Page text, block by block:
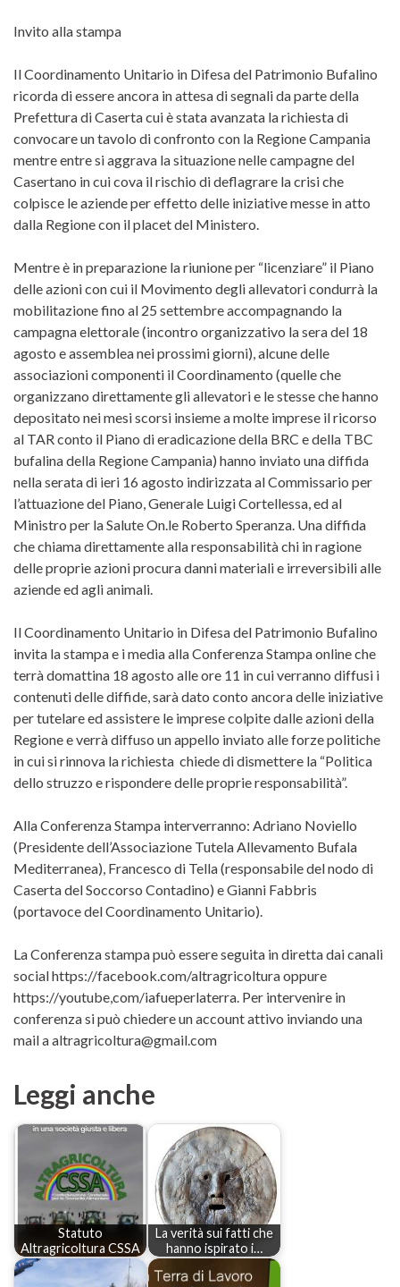
Invito alla stampa
Il Coordinamento Unitario in Difesa del Patrimonio Bufalino
ricorda di essere ancora in attesa di segnali da parte della
Prefettura di Caserta cui è stata avanzata la richiesta di
convocare un tavolo di confronto con la Regione Campania
mentre entre si aggrava la situazione nelle campagne del
Casertano in cui cova il rischio di deflagrare la crisi che
colpisce le aziende per effetto delle iniziative messe in atto
dalla Regione con il placet del Ministero.
Mentre è in preparazione la riunione per “licenziare” il Piano
delle azioni con cui il Movimento degli allevatori condurrà la
mobilitazione fino al 25 settembre accompagnando la
campagna elettorale (incontro organizzativo la sera del 18
agosto e assemblea nei prossimi giorni), alcune delle
associazioni componenti il Coordinamento (quelle che
organizzano direttamente gli allevatori e le stesse che hanno
depositato nei mesi scorsi insieme a molte imprese il ricorso
al TAR conto il Piano di eradicazione della BRC e della TBC
bufalina della Regione Campania) hanno inviato una diffida
nella serata di ieri 16 agosto indirizzata al Commissario per
l’attuazione del Piano, Generale Luigi Cortellessa, ed al
Ministro per la Salute On.le Roberto Speranza. Una diffida
che chiama direttamente alla responsabilità chi in ragione
delle proprie azioni procura danni materiali e irreversibili alle
aziende ed agli animali.
Il Coordinamento Unitario in Difesa del Patrimonio Bufalino
invita la stampa e i media alla Conferenza Stampa online che
terrà domattina 18 agosto alle ore 11 in cui verranno diffusi i
contenuti delle diffide, sarà dato conto ancora delle iniziative
per tutelare ed assistere le imprese colpite dalle azioni della
Regione e verrà diffuso un appello inviato alle forze politiche
in cui si rinnova la richiesta chiede di dismettere la “Politica
dello struzzo e rispondere delle proprie responsabilità”.
Alla Conferenza Stampa interverranno: Adriano Noviello
(Presidente dell’Associazione Tutela Allevamento Bufala
Mediterranea), Francesco di Tella (responsabile del nodo di
Caserta del Soccorso Contadino) e Gianni Fabbris
(portavoce del Coordinamento Unitario).
La Conferenza stampa può essere seguita in diretta dai canali
social https://facebook.com/altragricoltura oppure
https://youtube,com/iafueperlaterra. Per intervenire in
conferenza si può chiedere un account attivo inviando una
mail a altragricoltura@gmail.com
Leggi anche
Statuto
Altragricoltura CSSA
La verità sui fatti che
hanno ispirato i…